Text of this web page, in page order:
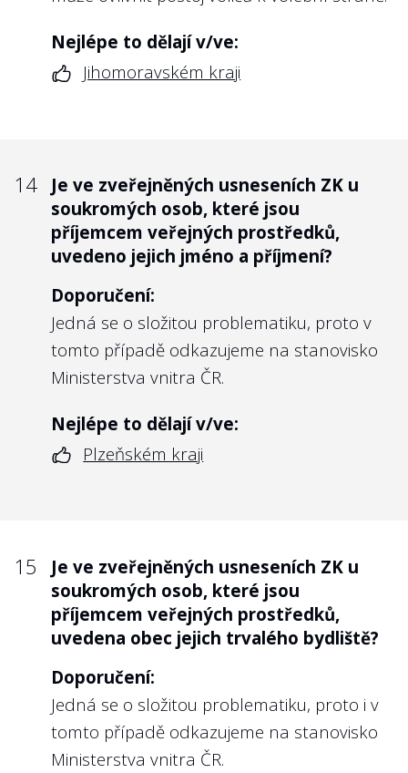
Nejlépe to dělají v/ve:
Jihomoravském kraji
14
Je ve zveřejněných usneseních ZK u
soukromých osob, které jsou
příjemcem veřejných prostředků,
uvedeno jejich jméno a příjmení?
Doporučení:
Jedná se o složitou problematiku, proto v
tomto případě odkazujeme na stanovisko
Ministerstva vnitra ČR.
Nejlépe to dělají v/ve:
Plzeňském kraji
15
Je ve zveřejněných usneseních ZK u
soukromých osob, které jsou
příjemcem veřejných prostředků,
uvedena obec jejich trvalého bydliště?
Doporučení:
Jedná se o složitou problematiku, proto i v
tomto případě odkazujeme na stanovisko
Ministerstva vnitra ČR.